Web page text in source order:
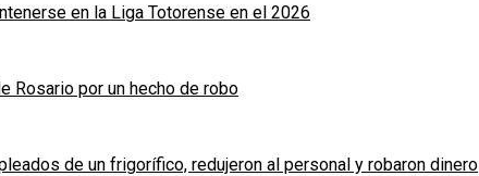
en la Liga Totorense en el 2026
Rosario por un hecho de robo
de un frigorífico, redujeron al personal y robaron dinero